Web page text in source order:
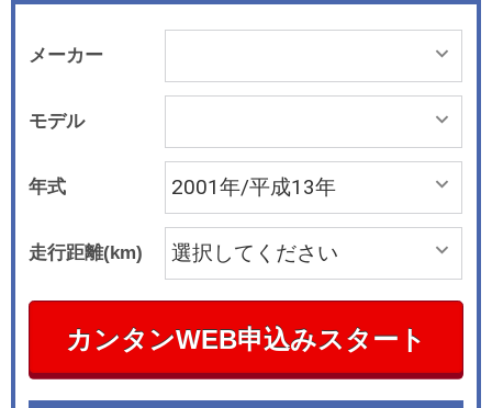
メーカー
モデル
年式
走行距離(km)
カンタンWEB申込みスタート